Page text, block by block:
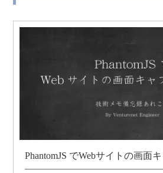
PhantomJS でWebサイトの画面